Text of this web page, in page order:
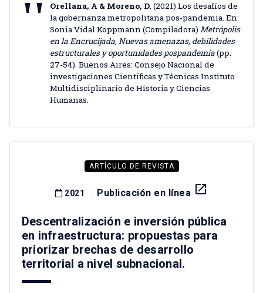
Orellana, A & Moreno, D. (2021) Los desafíos de
la gobernanza metropolitana pos-pandemia. En:
Sonia Vidal Koppmann (Compiladora) Metrópolis
en la Encrucijada, Nuevas amenazas, debilidades
estructurales y oportunidades pospandemia(pp.
27-54). Buenos Aires: Consejo Nacional de
investigaciones Científicas y Técnicas Instituto
Multidisciplinario de Historia y Ciencias
Humanas.
ARTÍCULO DE REVISTA
2021 Publicación en línea launch
Descentralización e inversión pública
en infraestructura: propuestas para
priorizar brechas de desarrollo
territorial a nivel subnacional.